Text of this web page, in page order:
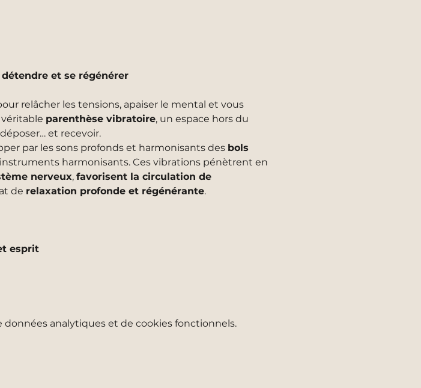
et se régénérer
relâcher les tensions, apaiser le mental et vous
parenthèse vibratoire, un espace hors du
et recevoir.
par les sons profonds et harmonisants des bols
harmonisants. Ces vibrations pénètrent en
nerveux, favorisent la circulation de
de relaxation profonde et régénérante.
esprit
données analytiques et de cookies fonctionnels.